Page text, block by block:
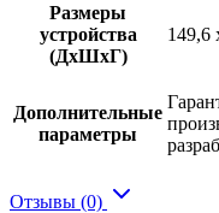
Размеры
устройства
(ДхШхГ)
149,6
Дополнительные
параметры
Отзывы (0)